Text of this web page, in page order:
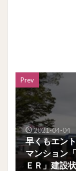
Prev
2021-04-04
早くもエン
マンション
ＥＲ」建設